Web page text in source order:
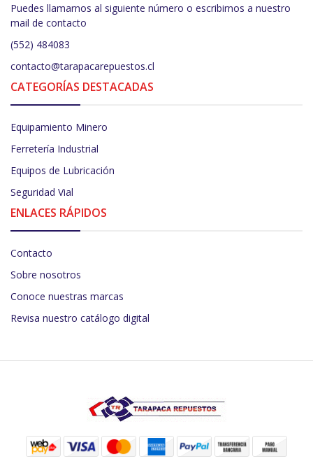
Puedes llamarnos al siguiente número o escribirnos a nuestro
mail de contacto
(552) 484083
contacto@tarapacarepuestos.cl
CATEGORÍAS DESTACADAS
Equipamiento Minero
Ferretería Industrial
Equipos de Lubricación
Seguridad Vial
ENLACES RÁPIDOS
Contacto
Sobre nosotros
Conoce nuestras marcas
Revisa nuestro catálogo digital